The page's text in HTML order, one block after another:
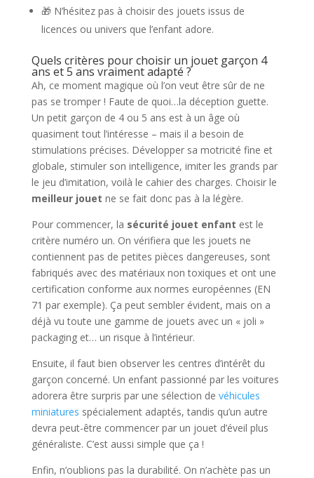
🎁 N’hésitez pas à choisir des jouets issus de
licences ou univers que l’enfant adore.
Quels critères pour choisir un jouet garçon 4
ans et 5 ans vraiment adapté ?
Ah, ce moment magique où l’on veut être sûr de ne
pas se tromper ! Faute de quoi…la déception guette.
Un petit garçon de 4 ou 5 ans est à un âge où
quasiment tout l’intéresse – mais il a besoin de
stimulations précises. Développer sa motricité fine et
globale, stimuler son intelligence, imiter les grands par
le jeu d’imitation, voilà le cahier des charges. Choisir le
meilleur jouet ne se fait donc pas à la légère.
Pour commencer, la sécurité jouet enfant est le
critère numéro un. On vérifiera que les jouets ne
contiennent pas de petites pièces dangereuses, sont
fabriqués avec des matériaux non toxiques et ont une
certification conforme aux normes européennes (EN
71 par exemple). Ça peut sembler évident, mais on a
déjà vu toute une gamme de jouets avec un « joli »
packaging et… un risque à l’intérieur.
Ensuite, il faut bien observer les centres d’intérêt du
garçon concerné. Un enfant passionné par les voitures
adorera être surpris par une sélection de véhicules
miniatures spécialement adaptés, tandis qu’un autre
devra peut-être commencer par un jouet d’éveil plus
généraliste. C’est aussi simple que ça !
Enfin, n’oublions pas la durabilité. On n’achète pas un